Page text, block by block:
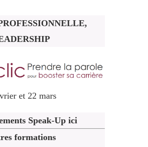
et 22 mars
Speak-Up ici
formations